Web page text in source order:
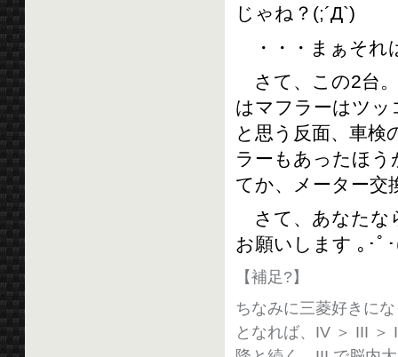
じゃね？(;´Д`)
・・・まぁそれ
さて、この2台
はマフラーはツ
と思う反面、車
ラーもあったほ
てか、メーター交
さて、あなたな
お願いします ｡･ﾟ
【補足?】
ちなみに三菱好きに
となれば、IV ＞ III